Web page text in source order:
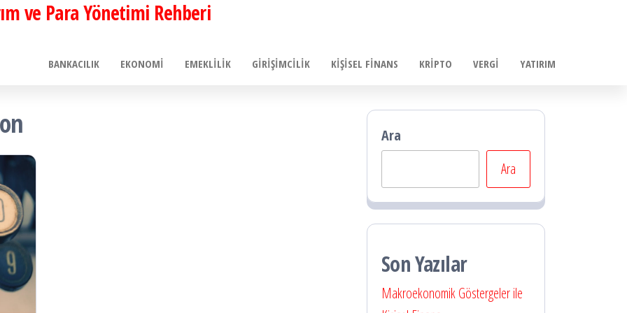
ve Para Yönetimi Rehberi
BANKACILIK EKONOMI EMEKLILIK GIRIŞIMCILIK KIŞISEL FINANS KRIPTO VERGI YATIRIM
Ara
Ara
Son Yazılar
Makroekonomik Göstergeler ile